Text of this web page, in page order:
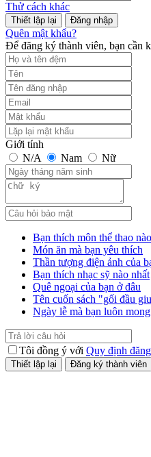
Thử cách khác
Đăng nhập
Quên mật khẩu?
Để đăng ký thành viên, bạn cần
Giới tính
N/A
Nam Nữ
Bạn thích môn thể thao
Món ăn mà bạn yêu thích
Thần tượng điện ảnh của
Bạn thích nhạc sỹ nào nhất
Quê ngoại của bạn ở đâu
Tên cuốn sách "gối đầu
Ngày lễ mà bạn luôn
Tôi đồng ý với Quy định